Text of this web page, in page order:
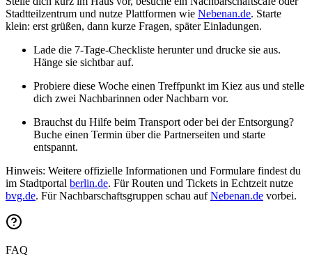
Stadtteilzentrum und nutze Plattformen wie Nebenan.de. Starte
klein: erst grüßen, dann kurze Fragen, später Einladungen.
Lade die 7‑Tage‑Checkliste herunter und drucke sie aus.
Hänge sie sichtbar auf.
Probiere diese Woche einen Treffpunkt im Kiez aus und stelle
dich zwei Nachbarinnen oder Nachbarn vor.
Brauchst du Hilfe beim Transport oder bei der Entsorgung?
Buche einen Termin über die Partnerseiten und starte
entspannt.
Hinweis: Weitere offizielle Informationen und Formulare findest du
im Stadtportal berlin.de. Für Routen und Tickets in Echtzeit nutze
bvg.de. Für Nachbarschaftsgruppen schau aufNebenan.de vorbei.
FAQ